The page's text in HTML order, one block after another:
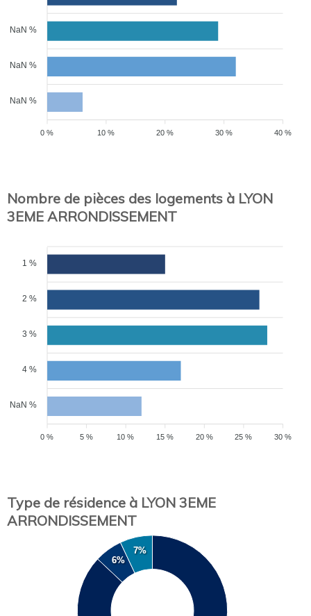
NaN %
NaN %
NaN %
40 %
30 %
20 %
10 %
0 %
Nombre de pièces des logements à LYON
3EME ARRONDISSEMENT
1 %
2 %
3 %
4 %
NaN %
30 %
25 %
20 %
15 %
10 %
5 %
0 %
Type de résidence à LYON 3EME
ARRONDISSEMENT
6%
7%